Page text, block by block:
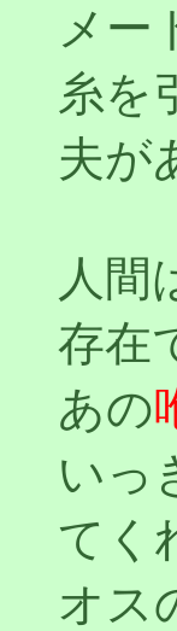
メー
糸を
夫が
人間
存在
あの
いっ
てく
オス